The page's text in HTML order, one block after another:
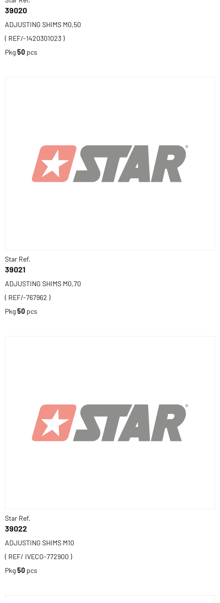
39020
ADJUSTING SHIMS M0,50
( REF/-1420301023 )
Pkg50 pcs
Star Ref.
39021
ADJUSTING SHIMS M0,70
( REF/-767962 )
Pkg50 pcs
Star Ref.
39022
ADJUSTING SHIMS M10
( REF/ IVECO-772900 )
Pkg50 pcs